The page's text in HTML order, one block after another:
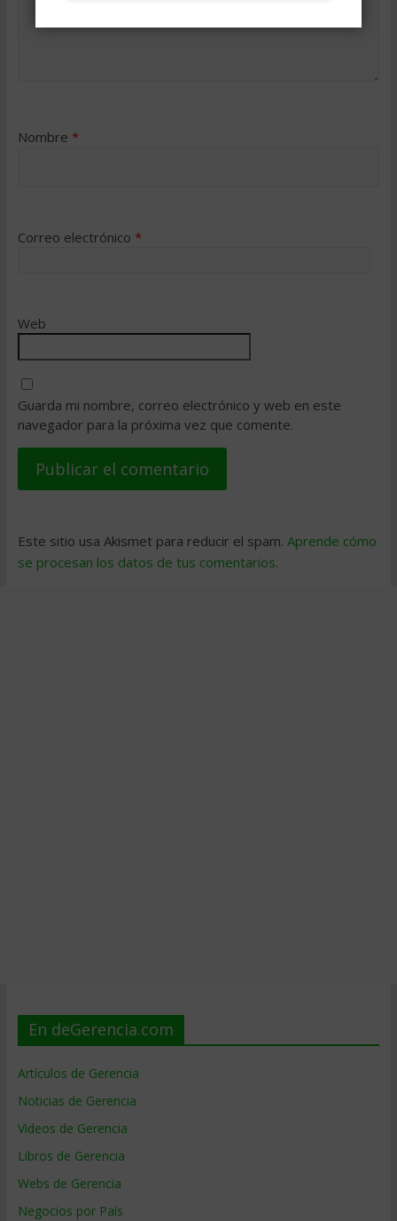
Nombre *
Correo electrónico *
Web
Guarda mi nombre, correo electrónico y web en este
navegador para la próxima vez que comente.
Este sitio usa Akismet para reducir el spam. Aprende cómo
se procesan los datos de tus comentarios.
En deGerencia.com
Artículos de Gerencia
Noticias de Gerencia
Videos de Gerencia
Libros de Gerencia
Webs de Gerencia
Negocios por País